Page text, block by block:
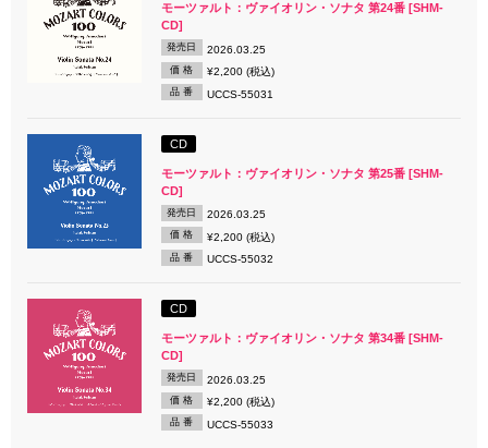
モーツァルト：ヴァイオリン・ソナタ 第24番 [SHM-
CD]
発売日 2026.03.25
価 格 ¥2,200 (税込)
品 番 UCCS-55031
CD
モーツァルト：ヴァイオリン・ソナタ 第25番 [SHM-
CD]
発売日 2026.03.25
価 格 ¥2,200 (税込)
品 番 UCCS-55032
CD
モーツァルト：ヴァイオリン・ソナタ 第34番 [SHM-
CD]
発売日 2026.03.25
価 格 ¥2,200 (税込)
品 番 UCCS-55033